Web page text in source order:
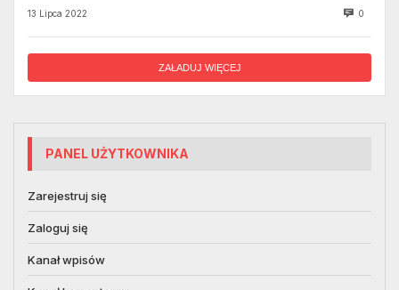
13 Lipca 2022 0
ZAŁADUJ WIĘCEJ
PANEL UŻYTKOWNIKA
Zarejestruj się
Zaloguj się
Kanał wpisów